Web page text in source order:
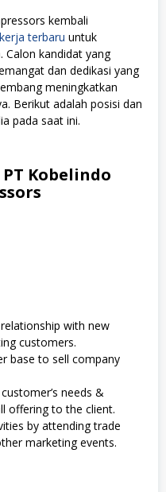
kembali
terbaru untuk
Calon kandidat yang
dan dedikasi yang
meningkatkan
Berikut adalah posisi dan
pada saat ini.
Kobelindo
with new
customers.
base to sell company
needs &
offering to the client.
by attending trade
marketing events.